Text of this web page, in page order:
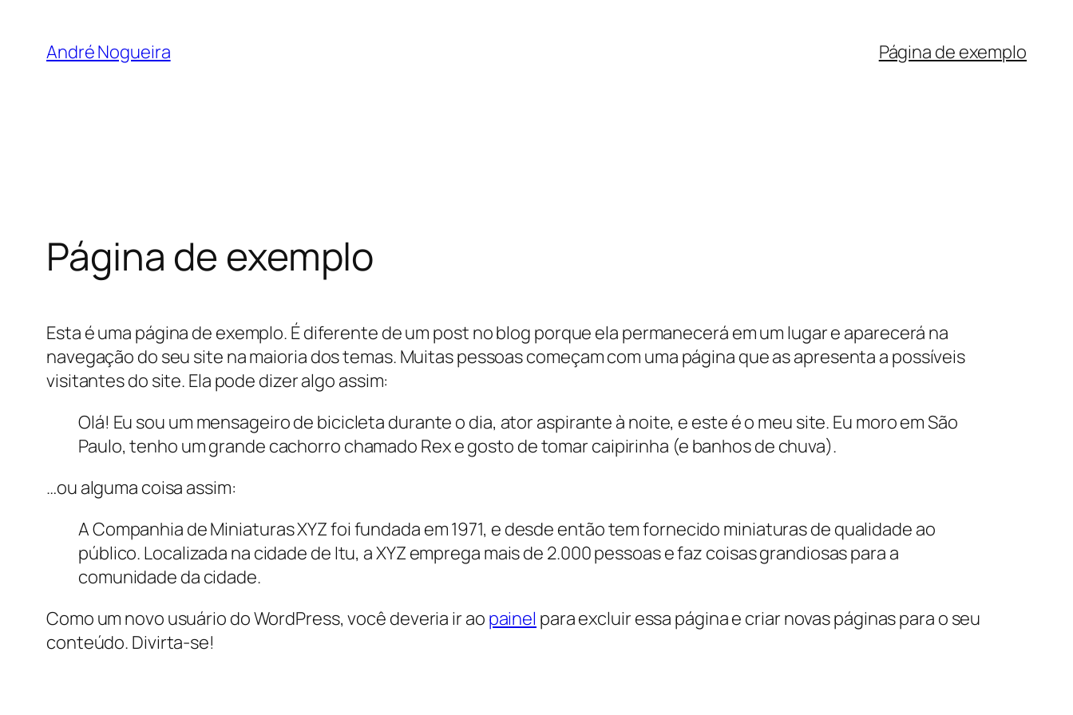
André Nogueira Página de exemplo
Página de exemplo
Esta é uma página de exemplo. É diferente de um post no blog porque ela permanecerá em um lugar e aparecerá na
navegação do seu site na maioria dos temas. Muitas pessoas começam com uma página que as apresenta a possíveis
visitantes do site. Ela pode dizer algo assim:
Olá! Eu sou um mensageiro de bicicleta durante o dia, ator aspirante à noite, e este é o meu site. Eu moro em São
Paulo, tenho um grande cachorro chamado Rex e gosto de tomar caipirinha (e banhos de chuva).
…ou alguma coisa assim:
A Companhia de Miniaturas XYZ foi fundada em 1971, e desde então tem fornecido miniaturas de qualidade ao
público. Localizada na cidade de Itu, a XYZ emprega mais de 2.000 pessoas e faz coisas grandiosas para a
comunidade da cidade.
Como um novo usuário do WordPress, você deveria ir ao painel para excluir essa página e criar novas páginas para o seu
conteúdo. Divirta-se!